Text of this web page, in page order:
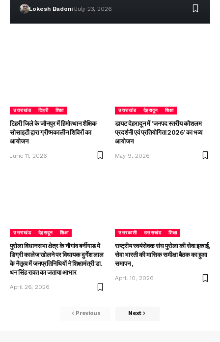
Lokesh Badoni July 23, 2026
उत्तराखंड टिहरी शिक्षा
टिहरी जिले के जौनपुर में हिमोत्थान शैक्षिक
सोसाइटी द्वारा ग्रीष्मकालीन शिविरों का
आयोजन
June 11, 2026
उत्तराखंड देहरादून शिक्षा
डायट देहरादून में ‘जनपद स्तरीय कौशलम
प्रदर्शनी एवं प्रतियोगिता 2026’ का भव्य
आयोजन
May 9, 2026
उत्तराखंड देहरादून शिक्षा
पुरोला विधानसभा क्षेत्र के नौगांव बर्नीगाड में
डिग्री कालेज खोलने पर विधायक दुर्गेश लाल
के नैतृत्व में जनप्रतिनिधियों ने शिक्षामंत्री डा.
धन सिंह रावत का जताया आभार
April 26, 2026
उत्तरकाशी उत्तराखंड शिक्षा
राष्ट्रीय स्वयंसेवक संघ पुरोला की सेवा इकाई,
सेवा भारती की मासिक समीक्षा बैठक का हुआ
समापन ,
April 10, 2026
Previous Next